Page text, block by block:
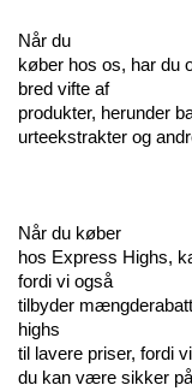
Når du
køber hos os, har du
bred vifte af
produkter, herunder
urteekstrakter og
Når du køber
hos Express Highs,
fordi vi også
tilbyder
highs
til lavere priser, fordi
du kan være sikker